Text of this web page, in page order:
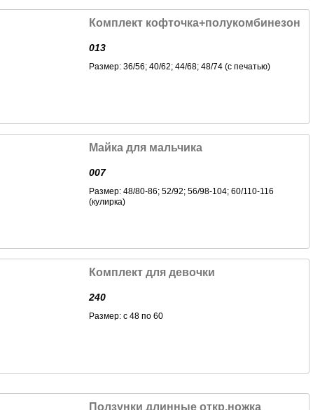
Комплект кофточка+полукомбинезон
013
Размер: 36/56; 40/62; 44/68; 48/74 (с печатью)
Майка для мальчика
007
Размер: 48/80-86; 52/92; 56/98-104; 60/110-116
(кулирка)
Комплект для девочки
240
Размер: с 48 по 60
Ползунки длинные откр.ножка